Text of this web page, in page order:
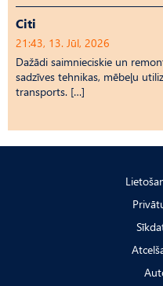
Citi
21:43, 13. Jūl, 2026
Dažādi saimnieciskie un
sadzīves tehnikas, mēbeļu
transports. […]